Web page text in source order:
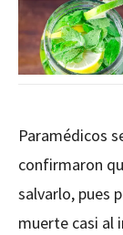
Paramédicos
confirmaron
salvarlo, pues
muerte casi al